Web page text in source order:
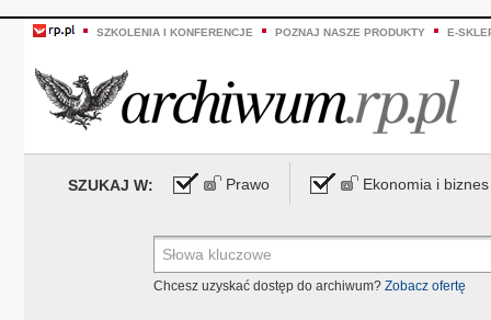
SZKOLENIA I KONFERENCJE POZNAJ NASZE PRODUKTY E-
SZUKAJ W: Prawo Ekonomia i biznes
Chcesz uzyskać dostęp do archiwum? Zobacz ofertę